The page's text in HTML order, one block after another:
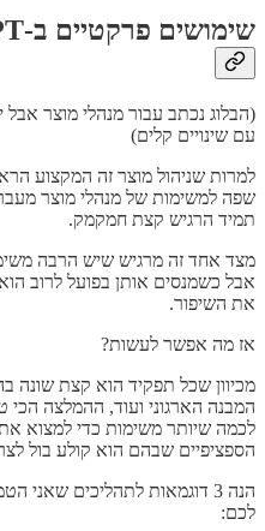
שימושים פרקטיים ב-ChatGPT למנהלי מוצר
(הבלוג נכתב עבור מנהלי מוצר אבל
עם שינויים קלים)
למרות שניהול מוצר זה המקצוע
שפה למשימות של מנהלי מוצר
תמיד הרגיש קצת חמקמק.
מצד אחד זה מרגיש שיש הרבה
אבל כשמנסים אותן בפועל לרוב
את השיפור.
אז מה אפשר לעשות?
מכיוון שכל תפקיד הוא קצת שונה
המבנה הארגוני ועוד, ההמלצה
הספציפיים שבהם הוא קולע בול
הנה 3 דוגמאות לתהליכים
לכם: